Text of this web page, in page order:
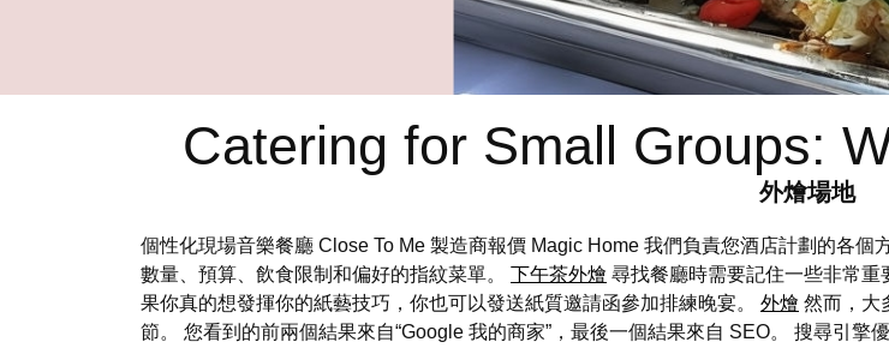
Catering for Small Groups:
外燴場地
個性化現場音樂餐廳 Close To Me 製造商報價 Magic Home 我們負責您酒店計劃的各
數量、預算、飲食限制和偏好的指紋菜單。 下午茶外燴 尋找餐廳時需要記住一些非常重
果你真的想發揮你的紙藝技巧，你也可以發送紙質邀請函參加排練晚宴。 外燴 然而，大
節。 您看到的前兩個結果來自“Google 我的商家”，最後一個結果來自 SEO。 搜尋引